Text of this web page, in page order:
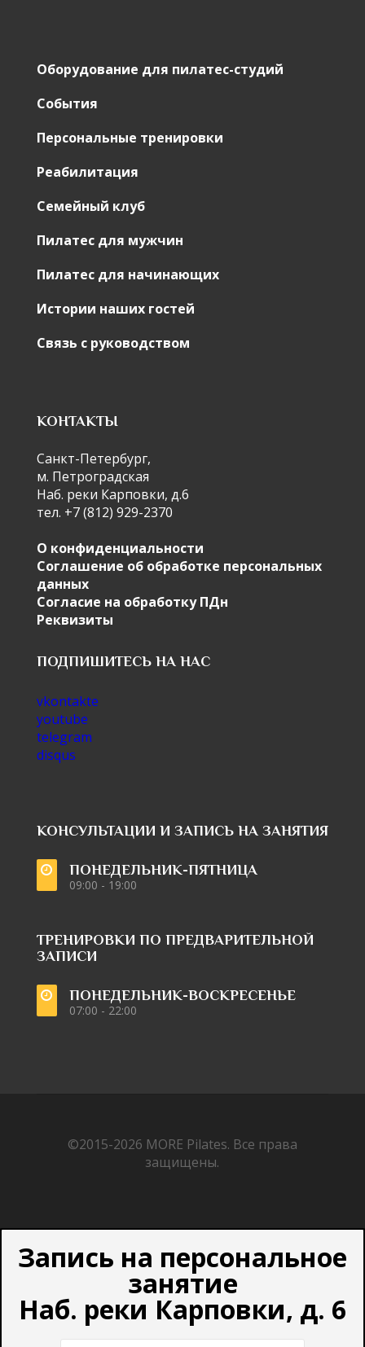
Оборудование для пилатес-студий
События
Персональные тренировки
Реабилитация
Семейный клуб
Пилатес для мужчин
Пилатес для начинающих
Истории наших гостей
Связь с руководством
КОНТАКТЫ
Санкт-Петербург,
м. Петроградская
Наб. реки Карповки, д.6
тел. +7 (812) 929-2370
О конфиденциальности
Соглашение об обработке персональных
данных
Согласие на обработку ПДн
Реквизиты
ПОДПИШИТЕСЬ НА НАС
vkontakte
youtube
telegram
disqus
КОНСУЛЬТАЦИИ И ЗАПИСЬ НА ЗАНЯТИЯ
ПОНЕДЕЛЬНИК-ПЯТНИЦА
09:00 - 19:00
ТРЕНИРОВКИ ПО ПРЕДВАРИТЕЛЬНОЙ
ЗАПИСИ
ПОНЕДЕЛЬНИК-ВОСКРЕСЕНЬЕ
07:00 - 22:00
©2015-2026 MORE Pilates. Все права
защищены.
Запись на персональное
занятие
Наб. реки Карповки, д. 6